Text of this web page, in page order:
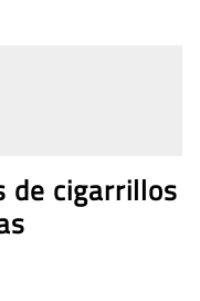
de cigarrillos